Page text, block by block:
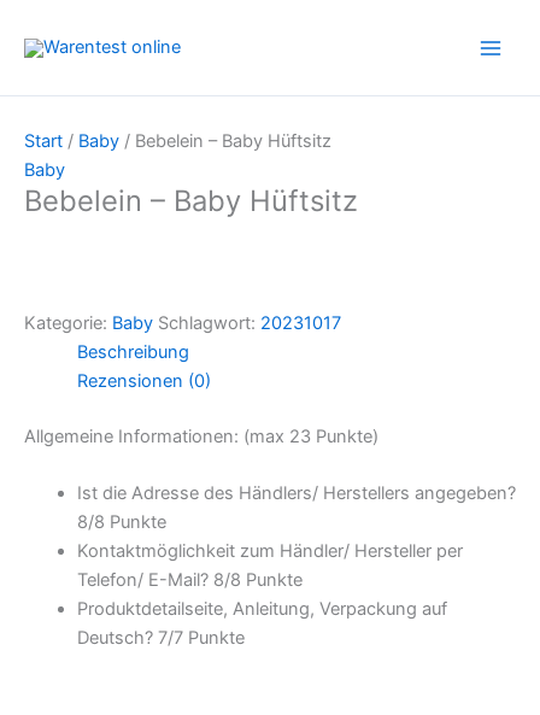
Inhalt
Start / Baby / Bebelein – Baby Hüftsitz
Baby
Bebelein – Baby Hüftsitz
Kategorie: Baby Schlagwort: 20231017
Beschreibung
Rezensionen (0)
Allgemeine Informationen: (max 23 Punkte)
Ist die Adresse des Händlers/ Herstellers angegeben?
8/8 Punkte
Kontaktmöglichkeit zum Händler/ Hersteller per
Telefon/ E-Mail? 8/8 Punkte
Produktdetailseite, Anleitung, Verpackung auf
Deutsch? 7/7 Punkte